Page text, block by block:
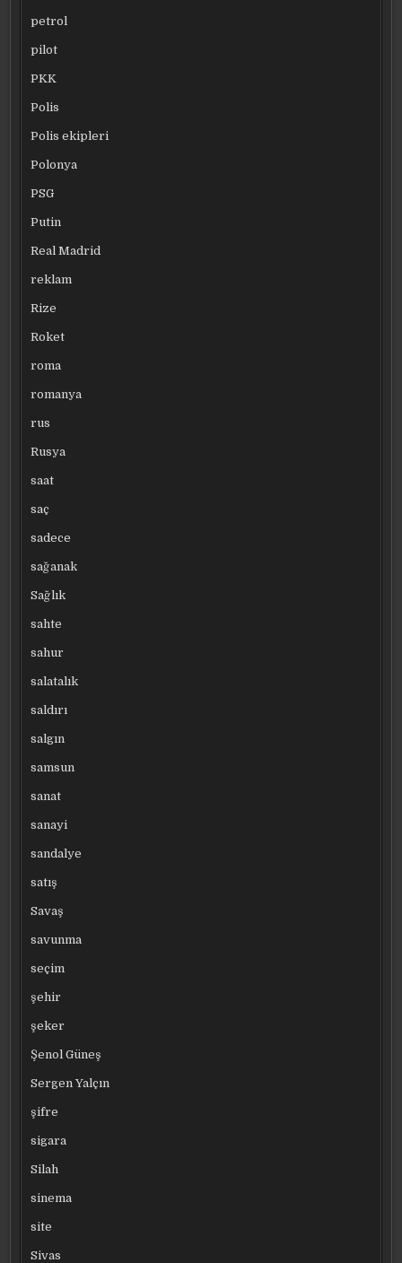
petrol
pilot
PKK
Polis
Polis ekipleri
Polonya
PSG
Putin
Real Madrid
reklam
Rize
Roket
roma
romanya
rus
Rusya
saat
saç
sadece
sağanak
Sağlık
sahte
sahur
salatalık
saldırı
salgın
samsun
sanat
sanayi
sandalye
satış
Savaş
savunma
seçim
şehir
şeker
Şenol Güneş
Sergen Yalçın
şifre
sigara
Silah
sinema
site
Sivas